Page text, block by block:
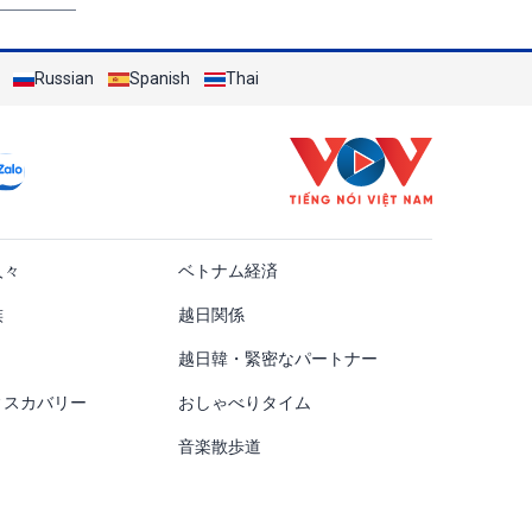
Russian Spanish Thai
ベトナム経済
越日関係
越日韓・緊密なパートナー
カバリー おしゃべりタイム
音楽散歩道